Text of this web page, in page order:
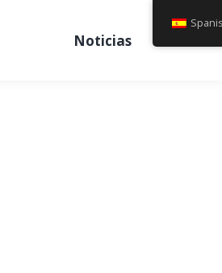
Noticias